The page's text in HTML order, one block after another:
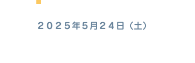
２０２５年５月２４日（土）